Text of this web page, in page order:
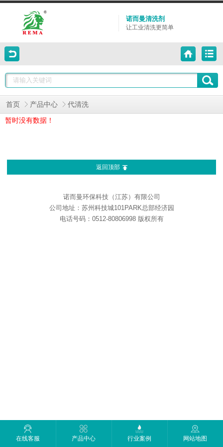
诺而曼清洗剂
让工业清洗更简单
首页 产品中心 代清洗
暂时没有数据！
返回顶部
诺而曼环保科技（江苏）有限公司
公司地址：苏州科技城101PARK总部经济园
电话号码：0512-80806998 版权所有
在线客服 产品中心 行业案例 网站地图